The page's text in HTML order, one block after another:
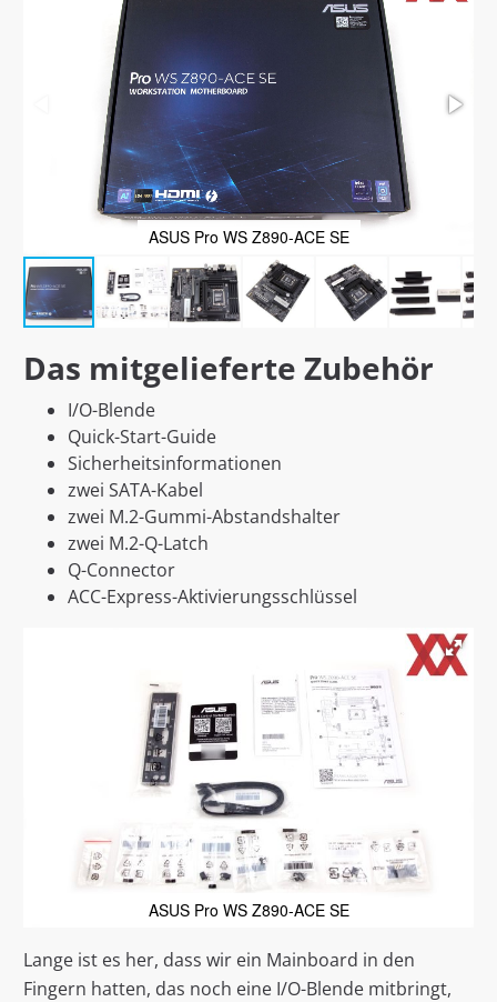
ASUS Pro WS Z890-ACE SE
Das mitgelieferte Zubehör
I/O-Blende
Quick-Start-Guide
Sicherheitsinformationen
zwei SATA-Kabel
zwei M.2-Gummi-Abstandshalter
zwei M.2-Q-Latch
Q-Connector
ACC-Express-Aktivierungsschlüssel
ASUS Pro WS Z890-ACE SE
Lange ist es her, dass wir ein Mainboard in den
Fingern hatten, das noch eine I/O-Blende mitbringt,